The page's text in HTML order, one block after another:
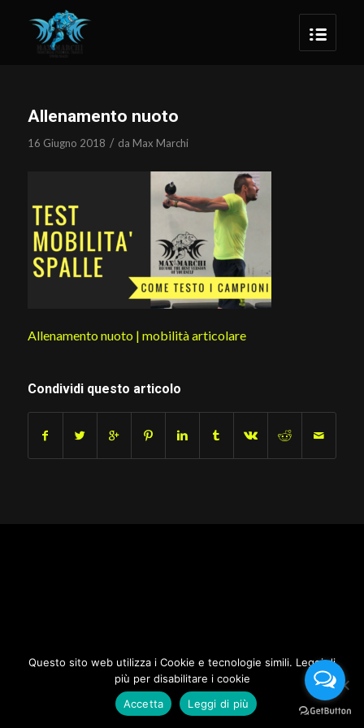
Allenamento nuoto
16 Giugno 2018 / da Max Marchi
Allenamento nuoto | mobilità articolare
Condividi questo articolo
Questo sito web utilizza i Cookie e tecnologie simili. Leggi di
più per disabilitare i cookie
Accetta
Leggi di più